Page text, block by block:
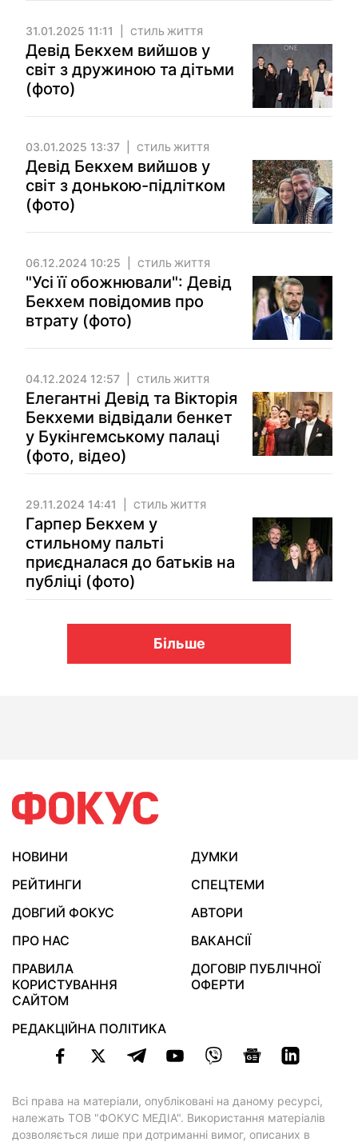
31.01.2025 11:11 СТИЛЬ ЖИТТЯ
Девід Бекхем вийшов у
світ з дружиною та дітьми
(фото)
03.01.2025 13:37 СТИЛЬ ЖИТТЯ
Девід Бекхем вийшов у
світ з донькою-підлітком
(фото)
06.12.2024 10:25 СТИЛЬ ЖИТТЯ
"Усі її обожнювали": Девід
Бекхем повідомив про
втрату (фото)
04.12.2024 12:57 СТИЛЬ ЖИТТЯ
Елегантні Девід та Вікторія
Бекхеми відвідали бенкет
у Букінгемському палаці
(фото, відео)
29.11.2024 14:41 СТИЛЬ ЖИТТЯ
Гарпер Бекхем у
стильному пальті
приєдналася до батьків на
публіці (фото)
Більше
НОВИНИ
ДУМКИ
РЕЙТИНГИ
СПЕЦТЕМИ
ДОВГИЙ ФОКУС
АВТОРИ
ПРО НАС
ВАКАНСІЇ
ПРАВИЛА
КОРИСТУВАННЯ
САЙТОМ
ДОГОВІР ПУБЛІЧНОЇ
ОФЕРТИ
РЕДАКЦІЙНА ПОЛІТИКА
Всі права на матеріали, опубліковані на даному ресурсі,
належать ТОВ "ФОКУС МЕДІА". Використання матеріалів
дозволяється лише при дотриманні вимог, описаних в